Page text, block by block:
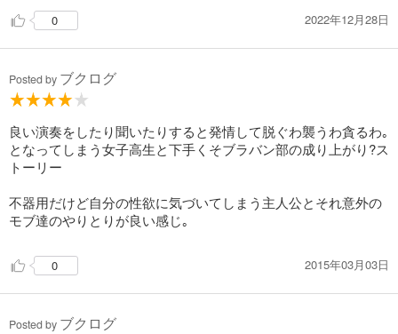
0 2022年12月28日
Posted by ブクログ
良い演奏をしたり聞いたりすると発情して脱ぐわ襲うわ貪るわ｡
となってしまう女子高生と下手くそブラバン部の成り上がり?ス
トーリー
不器用だけど自分の性欲に気づいてしまう主人公とそれ意外の
モブ達のやりとりが良い感じ｡
0 2015年03月03日
Posted by ブクログ